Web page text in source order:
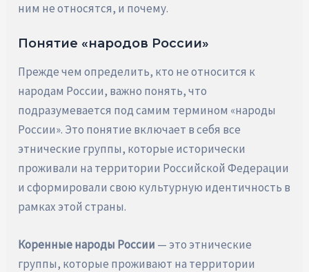
ним не относятся, и почему.
Понятие «народов России»
Прежде чем определить, кто не относится к
народам России, важно понять, что
подразумевается под самим термином «народы
России». Это понятие включает в себя все
этнические группы, которые исторически
проживали на территории Российской Федерации
и сформировали свою культурную идентичность в
рамках этой страны.
Коренные народы России — это этнические
группы, которые проживают на территории